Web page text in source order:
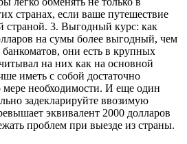
странах, если ваше путешествие
страной. 3. Выгодный курс: как
на сумы более выгодный, чем
банкоматов, они есть в крупных
на них как на основной
иметь с собой достаточно
мере необходимости. И еще один
задекларируйте ввозимую
эквивалент 2000 долларов
проблем при выезде из страны.